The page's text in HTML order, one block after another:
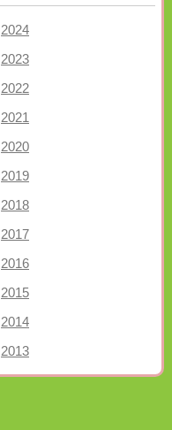
2024
2023
2022
2021
2020
2019
2018
2017
2016
2015
2014
2013